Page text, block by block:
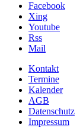
Facebook
Xing
Youtube
Rss
Mail
Kontakt
Termine
Kalender
AGB
Datenschutz
Impressum